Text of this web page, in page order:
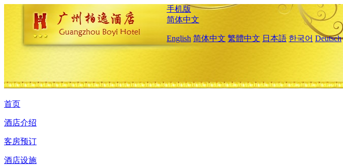
手机版
简体中文
English 简体中文 繁體中文 日本語 한국어 Deutsch
首页
酒店介绍
客房预订
酒店设施